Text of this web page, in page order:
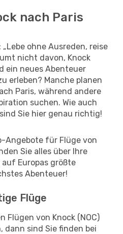
nach Paris
ohne Ausreden, reise
nicht davon, Knock
ein neues Abenteuer
erleben? Manche planen
Paris, während andere
suchen. Wie auch
Sie hier genau richtig!
Angebote für Flüge von
Sie alles über Ihre
auf Europas größte
Abenteuer!
Flüge
Flügen von Knock (NOC)
dann sind Sie finden bei